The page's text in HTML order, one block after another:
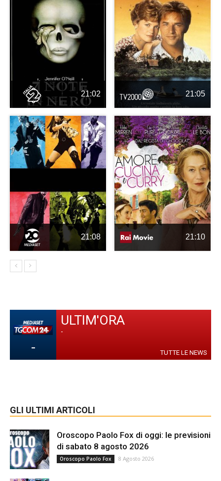
21:02 21:05
21:08 21:10
-
ULTIM'ORA
-
TUTTE LE NEWS
GLI ULTIMI ARTICOLI
Oroscopo Paolo Fox di oggi: le previsioni
di sabato 8 agosto 2026
Oroscopo Paolo Fox 8 Agosto 2026